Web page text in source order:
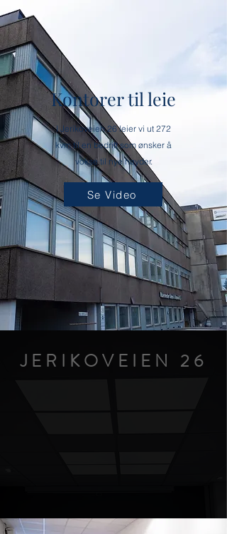
Kontorer til leie
I Jerikoveien 26 leier vi ut 272
kvmtil en bedrift som ønsker å
vokse til nye høyder.
Se Video
JERIKOVEIEN 26